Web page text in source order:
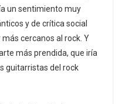
un sentimiento muy
y de crítica social
cercanos al rock. Y
más prendida, que iría
guitarristas del rock